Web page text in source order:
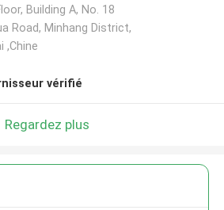
Building A, No. 18
Road, Minhang District,
,Chine
vérifié
Regardez plus